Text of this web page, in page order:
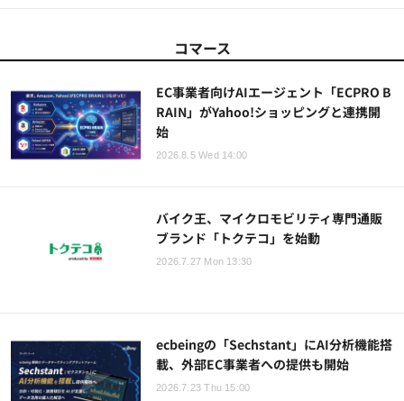
コマース
EC事業者向けAIエージェント「ECPRO B
RAIN」がYahoo!ショッピングと連携開
始
2026.8.5 Wed 14:00
バイク王、マイクロモビリティ専門通販
ブランド「トクテコ」を始動
2026.7.27 Mon 13:30
ecbeingの「Sechstant」にAI分析機能搭
載、外部EC事業者への提供も開始
2026.7.23 Thu 15:00